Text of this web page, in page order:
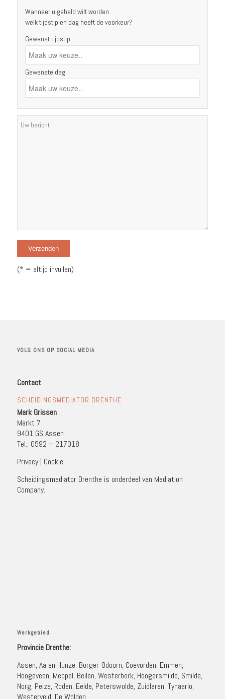
Wanneer u gebeld wilt worden
welk tijdstip en dag heeft de voorkeur?
Gewenst tijdstip
Gewenste dag
Gelieve dit veld leeg te laten.
(* = altijd invullen)
VOLG ONS OP SOCIAL MEDIA
Contact
SCHEIDINGSMEDIATOR DRENTHE
Mark Grissen
Markt 7
9401 GS Assen
Tel.: 0592 – 217018
Privacy| Cookie
Scheidingsmediator Drenthe is onderdeel van Mediation
Company.
Werkgebied
Provincie Drenthe:
Assen, Aa en Hunze, Borger-Odoorn, Coevorden, Emmen,
Hoogeveen, Meppel, Beilen, Westerbork, Hoogersmilde, Smilde,
Norg, Peize, Roden, Eelde, Paterswolde, Zuidlaren, Tynaarlo,
Westerveld, De Wolden.